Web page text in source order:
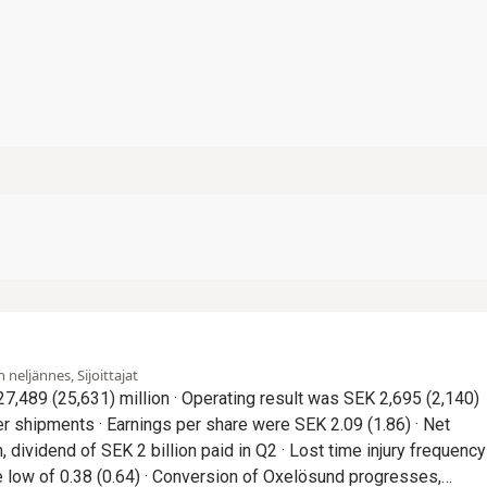
neljännes, Sijoittajat
SEK 2.09 (1.86) · Net
2 billion paid in Q2 · Lost time injury frequency
of Oxelösund progresses,